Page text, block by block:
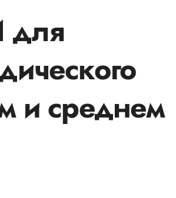
для
и среднем